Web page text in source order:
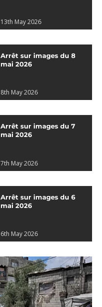
13th May 2026
Arrêt sur images du 8
mai 2026
8th May 2026
Arrêt sur images du 7
mai 2026
7th May 2026
Arrêt sur images du 6
mai 2026
6th May 2026